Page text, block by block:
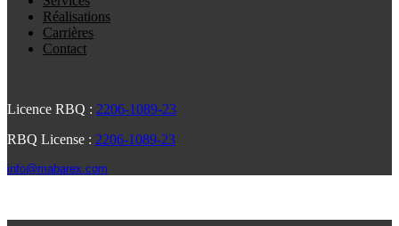
Réalisations
Carrières
Contact
Licence RBQ : 2206-1089-23
RBQ License : 2206-1089-23
info@mabarex.com